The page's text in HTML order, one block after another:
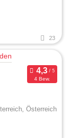
23
4 Bew.
Österreich